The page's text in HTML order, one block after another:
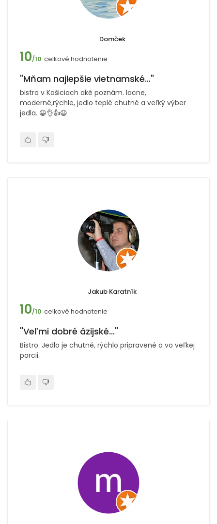
Domček
10/10 celkové hodnotenie
"Mňam najlepšie vietnamské..."
bistro v Košiciach aké poznám. lacne,
moderné,rýchle, jedlo teplé chutné a veľký výber
jedla. 😀👌👍😃
Jakub Karatník
10/10 celkové hodnotenie
"Veľmi dobré ázijské..."
Bistro. Jedlo je chutné, rýchlo pripravené a vo veľkej
porcii.